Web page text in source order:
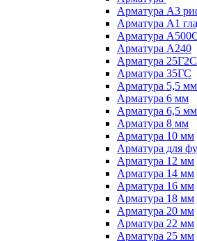
Арматура А3
Арматура А1
Арматура
Арматура А240
Арматура 25Г2С
Арматура 35ГС
Арматура 5,5 мм
Арматура 6 мм
Арматура 6,5 мм
Арматура 8 мм
Арматура 10 мм
Арматура для
Арматура 12 мм
Арматура 14 мм
Арматура 16 мм
Арматура 18 мм
Арматура 20 мм
Арматура 22 мм
Арматура 25 мм